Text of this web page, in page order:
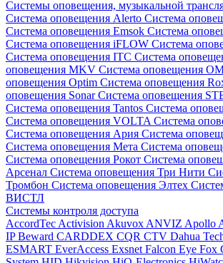
Системы оповещения, музыкальной
Система оповещения Alerto Система
Система оповещения Emsok Система
Система оповещения iFLOW Система
Система оповещения ITC Система
оповещения MKV Система оповещения
оповещения Optim Система оповещения
оповещения SonarСистема оповещения
Система оповещения Tantos Система
Система оповещения VOLTA Система
Система оповещения Ария Система
Система оповещения Мета Система
Система оповещения Рокот Система
Арсенал Система оповещения Три Нити
Тромбон Система оповещения Элтех
ВИСТЛ
Системы контроля доступа
AccordTec Activision Akuvox ANVIZ Apollo
IPBeward CARDDEX CQR CTV Dahua
ESMART EverAccess Exsnet Falcon Eye Fox